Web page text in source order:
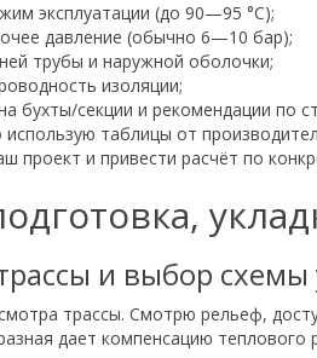
эксплуатации (до 90—95 °C);
давление (обычно 6—10 бар);
трубы и наружной оболочки;
изоляции;
бухты/секции и рекомендации по
использую таблицы от
проект и привести расчёт по
и выбор схемы
трассы. Смотрю рельеф,
дает компенсацию